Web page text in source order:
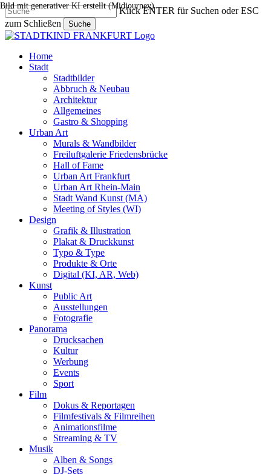
Skip
to
main
content
Klick ENTER für Suchen oder ESC
zum Schließen
Suche
Close
search
Menu
Home
Stadt
Stadtbilder
Abbruch & Neubau
Architektur
Allgemeines
Gastro & Shopping
Urban Art
Murals & Wandbilder
Freiluftgalerie Friedensbrücke
Hall of Fame
Urban Art Frankfurt
Urban Art Rhein-Main
Stadt Wand Kunst (MA)
Meeting of Styles (WI)
Design
Grafik & Illustration
Plakat & Druckkunst
Typo & Type
Produkte & Orte
Digital (KI, AR, Web)
Kunst
Public Art
Ausstellungen
Fotografie
Panorama
Drucksachen
Kultur
Werbung
Events
Sport
Film
Dokus & Reportagen
Filmfestivals & Filmreihen
Animationsfilme
Streaming & TV
Musik
Alben & Songs
DJ-Sets
Bild mit generativer KI erstellt (Midjourney)